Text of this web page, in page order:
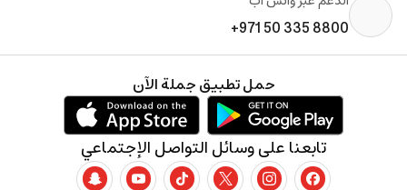
+971 50 335 8800
تابعنا على وسائل التواصل الإجتماعي
حمل تطبيق جملة الآن